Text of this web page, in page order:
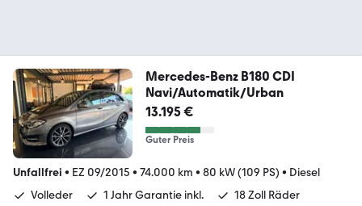
Mercedes-Benz B180 CDI
Navi/Automatik/Urban
13.195 €
Guter Preis
Unfallfrei • EZ 09/2015 • 74.000 km • 80 kW (109 PS) • Diesel
Volleder
1 Jahr Garantie inkl. 18 Zoll Räder